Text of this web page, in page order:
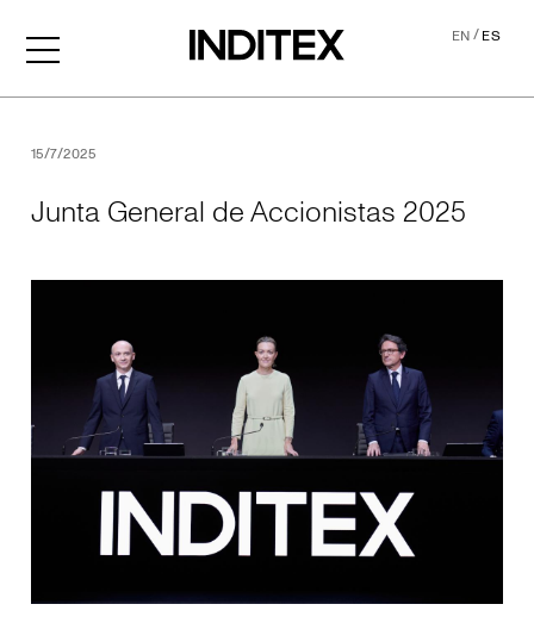
EN/ES
15/7/2025
Junta General de Accionistas 2025